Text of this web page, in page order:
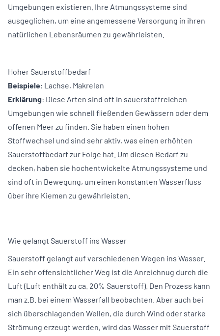
Umgebungen existieren. Ihre Atmungssysteme sind
ausgeglichen, um eine angemessene Versorgung in ihren
natürlichen Lebensräumen zu gewährleisten.
Hoher Sauerstoffbedarf
Beispiele: Lachse, Makrelen
Erklärung: Diese Arten sind oft in sauerstoffreichen
Umgebungen wie schnell fließenden Gewässern oder dem
offenen Meer zu finden. Sie haben einen hohen
Stoffwechsel und sind sehr aktiv, was einen erhöhten
Sauerstoffbedarf zur Folge hat. Um diesen Bedarf zu
decken, haben sie hochentwickelte Atmungssysteme und
sind oft in Bewegung, um einen konstanten Wasserfluss
über ihre Kiemen zu gewährleisten.
Wie gelangt Sauerstoff ins Wasser
Sauerstoff gelangt auf verschiedenen Wegen ins Wasser.
Ein sehr offensichtlicher Weg ist die Anreichnug durch die
Luft (Luft enthält zu ca. 20% Sauerstoff). Den Prozess kann
man z.B. bei einem Wasserfall beobachten. Aber auch bei
sich überschlagenden Wellen, die durch Wind oder starke
Strömung erzeugt werden, wird das Wasser mit Sauerstoff